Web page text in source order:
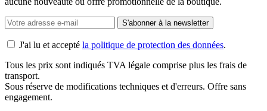
S'abonner à la newsletter
J'ai lu et accepté la politique de protection des données.
Tous les prix sont indiqués TVA légale comprise plus les frais de
transport.
Sous réserve de modifications techniques et d'erreurs. Offre sans
engagement.